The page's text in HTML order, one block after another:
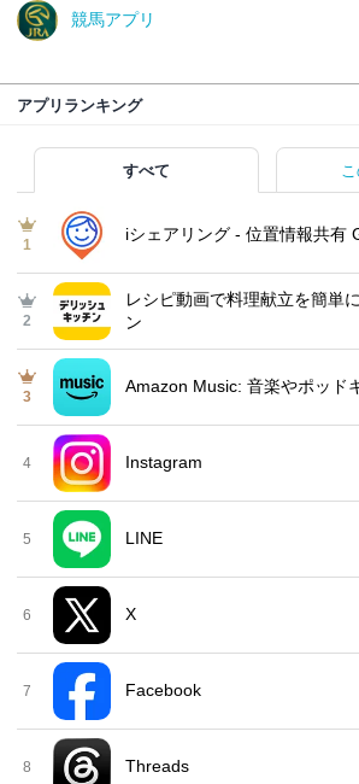
競馬アプリ
アプリランキング
すべて
1
iシェアリング - 位置情報共有
2
レシピ動画で料理献立を簡単‪
ン
3
Amazon Music: 音楽やポッド
4 Instagram
5 LINE
6 X
7 Facebook
8 Threads